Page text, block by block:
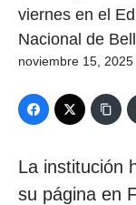
viernes en el
Nacional de
noviembre 15,
La institución
su página en